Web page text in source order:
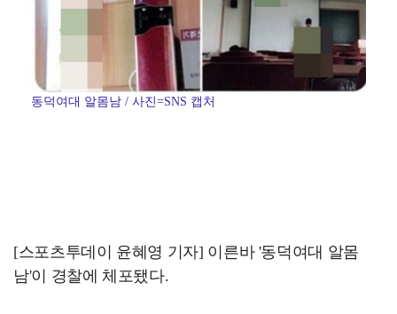
동덕여대 알몸남 / 사진=SNS 캡처
[스포츠투데이 윤혜영 기자] 이른바 '동덕여대 알몸
남'이 경찰에 체포됐다.